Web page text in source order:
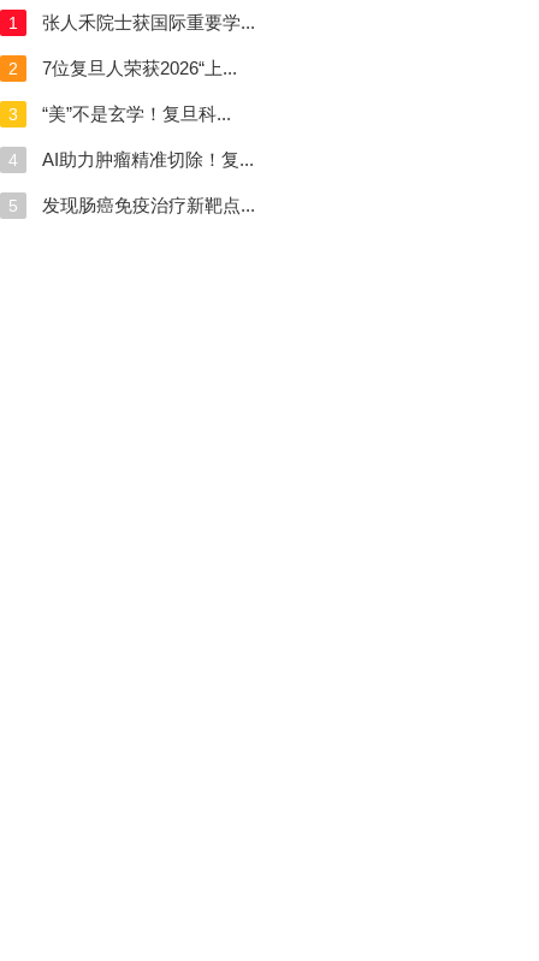
1 张人禾院士获国际重要学...
2 7位复旦人荣获2026“上...
3 “美”不是玄学！复旦科...
4 AI助力肿瘤精准切除！复...
5 发现肠癌免疫治疗新靶点...